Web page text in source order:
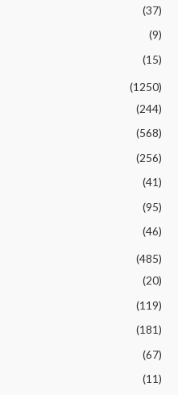
(37)
(9)
(15)
(1250)
(244)
(568)
(256)
(41)
(95)
(46)
(485)
(20)
(119)
(181)
(67)
(11)